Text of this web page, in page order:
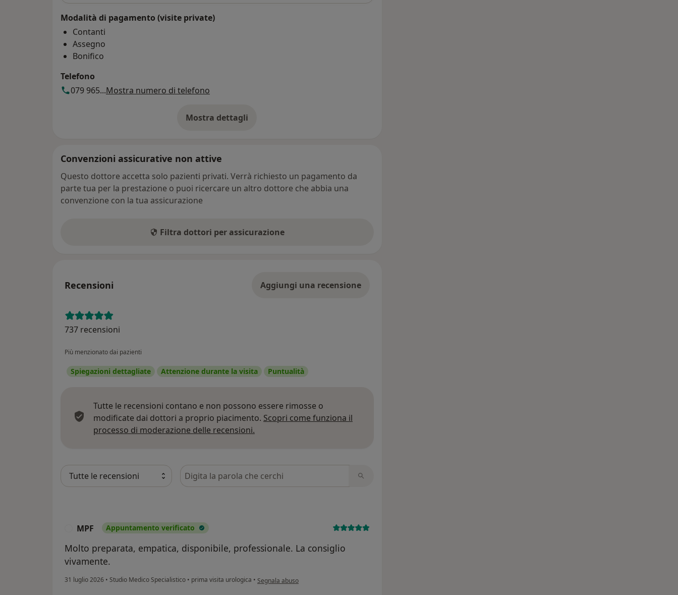
Modalità di pagamento (visite private)
Contanti
Assegno
Bonifico
Telefono
079 965...Mostra numero di telefono
Mostra dettagli
sull'indirizzo
Convenzioni assicurative non attive
Questo dottore accetta solo pazienti privati. Verrà richiesto un pagamento da
parte tua per la prestazione o puoi ricercare un altro dottore che abbia una
convenzione con la tua assicurazione
Filtra dottori per assicurazione
Recensioni Aggiungi una recensione
737 recensioni
Più menzionato dai pazienti
Spiegazioni dettagliate Attenzione durante la visita Puntualità
Tutte le recensioni contano e non possono essere rimosse o
modificate dai dottori a proprio piacimento. Scopri come funziona il
processo di moderazione delle recensioni.
Cerca nelle recensioni
MPF Appuntamento verificato
Molto preparata, empatica, disponibile, professionale. La consiglio
vivamente.
31 luglio 2026 • Studio Medico Specialistico • prima visita urologica • secondo l'opinione dell'utente MPF
Segnala abuso